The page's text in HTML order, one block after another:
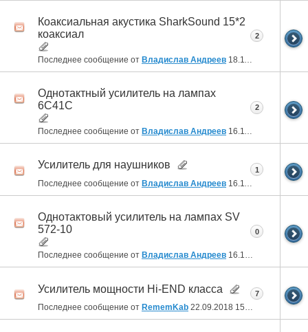
Коаксиальная акустика SharkSound 15*2
коаксиал
Последнее сообщение от Владислав Андреев 18.11.2018
2
Однотактный усилитель на лампах
6С41С
Последнее сообщение от Владислав Андреев 16.11.2018
2
Усилитель для наушников
Последнее сообщение от Владислав Андреев 16.11.2018 04:00
1
Однотактовый усилитель на лампах SV
572-10
Последнее сообщение от Владислав Андреев 16.10.2018
0
Усилитель мощности Hi-END класса
Последнее сообщение от RememKab 22.09.2018 15:12
7